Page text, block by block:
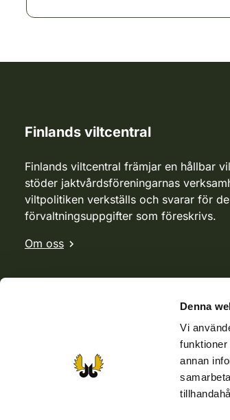
Denna
Vi
annan
Finlands viltcentral
Finlands viltcentral främjar en hållbar
stöder jaktvårdsföreningarnas
viltpolitiken verkställs och svarar för
förvaltningsuppgifter som föreskrivs.
Om oss